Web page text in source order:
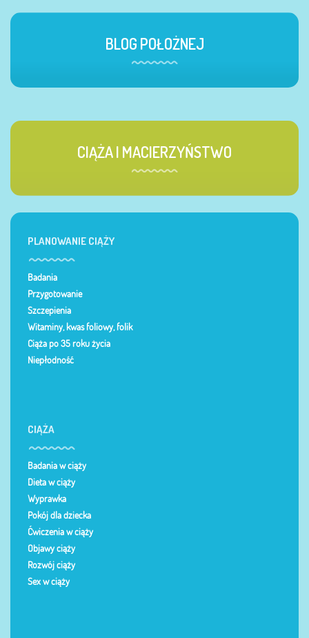
BLOG POŁOŻNEJ
CIĄŻA I MACIERZYŃSTWO
PLANOWANIE CIĄŻY
Badania
Przygotowanie
Szczepienia
Witaminy, kwas foliowy, folik
Ciąża po 35 roku życia
Niepłodność
CIĄŻA
Badania w ciąży
Dieta w ciąży
Wyprawka
Pokój dla dziecka
Ćwiczenia w ciąży
Objawy ciąży
Rozwój ciąży
Sex w ciąży